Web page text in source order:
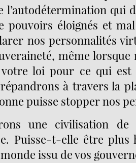
l’autodétermination qui
pouvoirs éloignés et
nos personnalités
même
loi pour ce qui
à travers la
puisse stopper nos
une civilisation de
Puisse-t-elle être
issu de vos